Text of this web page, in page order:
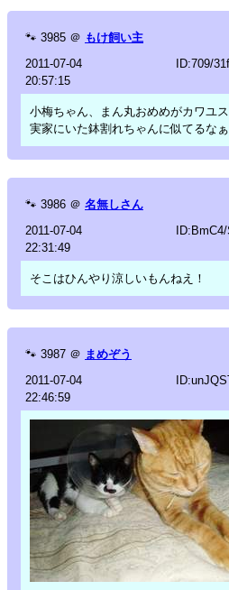
🐾 3985 ＠ もけ飼い主
2011-07-04
20:57:15
ID:709/
小梅ちゃん、まん丸おめめがカワユス
実家にいた鉢割れちゃんに似てるなぁ
🐾 3986 ＠ 名無しさん
2011-07-04
22:31:49
そこはひんやり涼しいもんねえ！
🐾 3987 ＠ まめぞう
2011-07-04
22:46:59